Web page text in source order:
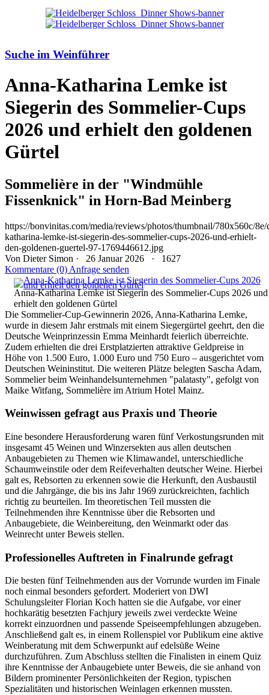
Suche im Weinführer
Anna-Katharina Lemke ist
Siegerin des Sommelier-Cups
2026 und erhielt den goldenen
Gürtel
Sommelière in der "Windmühle
Fissenknick" in Horn-Bad Meinberg
https://bonvinitas.com/media/reviews/photos/thumbnail/780x560c/8e/
katharina-lemke-ist-siegerin-des-sommelier-cups-2026-und-erhielt-
den-goldenen-guertel-97-1769446612.jpg
Von Dieter Simon · 26 Januar 2026 ·
1627
Kommentare (0) Anfrage senden
Anna-Katharina Lemke ist Siegerin des Sommelier-Cups 2026 und
erhielt den goldenen Gürtel
Die Sommelier-Cup-Gewinnerin 2026, Anna-Katharina Lemke,
wurde in diesem Jahr erstmals mit einem Siegergürtel geehrt, den die
Deutsche Weinprinzessin Emma Meinhardt feierlich überreichte.
Zudem erhielten die drei Erstplatzierten attraktive Geldpreise in
Höhe von 1.500 Euro, 1.000 Euro und 750 Euro – ausgerichtet vom
Deutschen Weininstitut. Die weiteren Plätze belegten Sascha Adam,
Sommelier beim Weinhandelsunternehmen "palatasty", gefolgt von
Maike Witfang, Sommelière im Atrium Hotel Mainz.
Weinwissen gefragt aus Praxis und Theorie
Eine besondere Herausforderung waren fünf Verkostungsrunden mit
insgesamt 45 Weinen und Winzersekten aus allen deutschen
Anbaugebieten zu Themen wie Klimawandel, unterschiedliche
Schaumweinstile oder dem Reifeverhalten deutscher Weine. Hierbei
galt es, Rebsorten zu erkennen sowie die Herkunft, den Ausbaustil
und die Jahrgänge, die bis ins Jahr 1969 zurückreichten, fachlich
richtig zu beurteilen. Im theoretischen Teil mussten die
Teilnehmenden ihre Kenntnisse über die Rebsorten und
Anbaugebiete, die Weinbereitung, den Weinmarkt oder das
Weinrecht unter Beweis stellen.
Professionelles Auftreten in Finalrunde gefragt
Die besten fünf Teilnehmenden aus der Vorrunde wurden im Finale
noch einmal besonders gefordert. Moderiert von DWI
Schulungsleiter Florian Koch hatten sie die Aufgabe, vor einer
hochkarätig besetzten Fachjury jeweils zwei verdeckte Weine
korrekt einzuordnen und passende Speiseempfehlungen abzugeben.
Anschließend galt es, in einem Rollenspiel vor Publikum eine aktive
Weinberatung mit dem Schwerpunkt auf edelsüße Weine
durchzuführen. Zum Abschluss stellten die Finalisten in einem Quiz
ihre Kenntnisse der Anbaugebiete unter Beweis, die sie anhand von
Bildern prominenter Persönlichkeiten der Region, typischen
Spezialitäten und historischen Weinlagen erkennen mussten.